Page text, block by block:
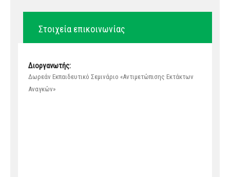
Στοιχεία επικοινωνίας
Διοργανωτής:
Δωρεάν Εκπαιδευτικό Σεμινάριο «Αντιμετώπισης Εκτάκτων
Αναγκών»